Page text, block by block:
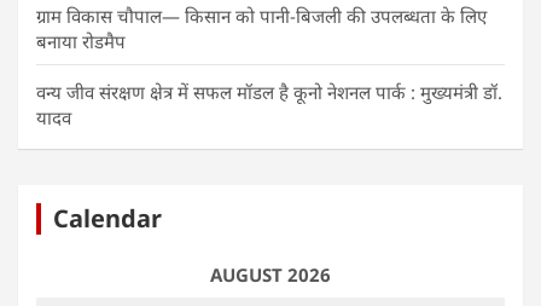
ग्राम विकास चौपाल— किसान को पानी-बिजली की उपलब्धता के लिए
बनाया रोडमैप
वन्य जीव संरक्षण क्षेत्र में सफल मॉडल है कूनो नेशनल पार्क : मुख्यमंत्री डॉ.
यादव
Calendar
AUGUST 2026